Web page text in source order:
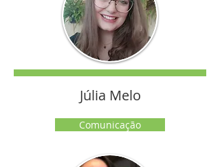
Júlia Melo
Comunicação